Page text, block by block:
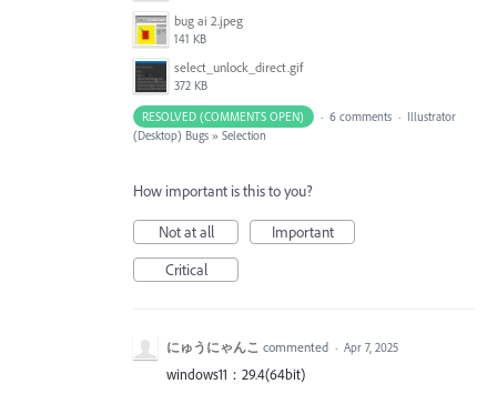
bug ai 2.jpeg
141 KB
select_unlock_direct.gif
372 KB
RESOLVED (COMMENTS OPEN) · 6 comments · Illustrator
(Desktop) Bugs » Selection
How important is this to you?
Not at all
Important
Critical
にゅうにゃんこ commented · Apr 7, 2025
windows11：29.4(64bit)